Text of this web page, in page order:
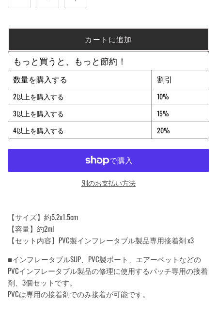
カートに追加
もっと買うと、もっと節約！
数量を購入する 割引
2以上を購入する
10%
3以上を購入する
15%
4以上を購入する
20%
別のお支払い方法
【サイズ】約5.2x1.5cm
【容量】約2ml
【セット内容】PVC製インフレータブル製品専用接着剤 x3
■インフレータブルSUP、PVC製ボート、エアーベットなどの
PVCインフレータブル製品の修理に使用するパッチ専用の接着
剤、3個セットです。
PVCは専用の接着剤でのみ接着が可能です。